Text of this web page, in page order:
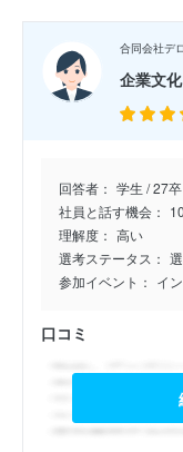
27卒/最
公開日：2026
公開日：2026
27卒/入
公開日：
合同会社デ
企業文化
回答者： 学生 / 27卒
社員と話す機会：
理解度： 高い
選考ステータス：
参加イベント： イ
口コミ